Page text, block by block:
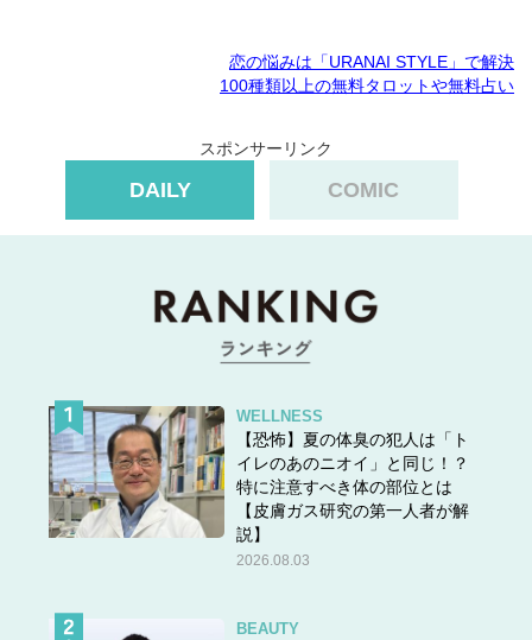
恋の悩みは「URANAI STYLE」で解決
100種類以上の無料タロットや無料占い
スポンサーリンク
DAILY COMIC
WELLNESS
【恐怖】夏の体臭の犯人は「ト
イレのあのニオイ」と同じ！？
特に注意すべき体の部位とは
【皮膚ガス研究の第一人者が解
説】
2026.08.03
BEAUTY